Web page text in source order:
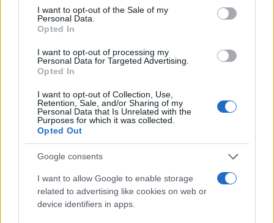
consent section.
I want to opt-out of the Sale of my
Personal Data.
Opted In
I want to opt-out of processing my
Personal Data for Targeted Advertising.
Opted In
I want to opt-out of Collection, Use,
Retention, Sale, and/or Sharing of my
Personal Data that Is Unrelated with the
Purposes for which it was collected.
Opted Out
Google consents
I want to allow Google to enable storage
related to advertising like cookies on web or
device identifiers in apps.
CRIPTOMONEDAS
Cómo Bitcoin y la IA están transformando la economía global